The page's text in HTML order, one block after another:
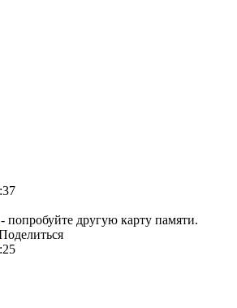
- попробуйте другую карту памяти.